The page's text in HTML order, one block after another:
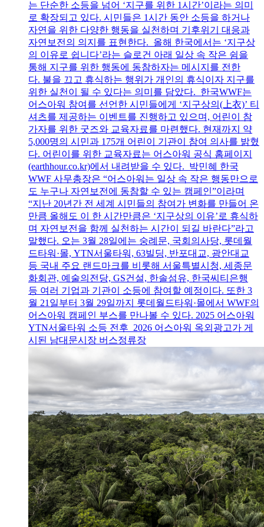
는 단순한 소등을 넘어 ‘지구를 위한 1시간’이라는 의미
로 확장되고 있다. 시민들은 1시간 동안 소등을 하거나
자연을 위한 다양한 행동을 실천하며 기후위기 대응과
자연보전의 의지를 표현한다. 올해 한국에서는 ‘지구상
의 이유로 쉽니다’라는 슬로건 아래 일상 속 작은 쉼을
통해 지구를 위한 행동에 동참하자는 메시지를 전한
다. 불을 끄고 휴식하는 행위가 개인의 휴식이자 지구를
위한 실천이 될 수 있다는 의미를 담았다. 한국WWF는
어스아워 참여를 선언한 시민들에게 ‘지구상의(上衣)’ 티
셔츠를 제공하는 이벤트를 진행하고 있으며, 어린이 참
가자를 위한 굿즈와 교육자료를 마련했다. 현재까지 약
5,000명의 시민과 175개 어린이 기관이 참여 의사를 밝혔
다. 어린이를 위한 교육자료는 어스아워 공식 홈페이지
(earthhour.co.kr)에서 내려받을 수 있다. 박민혜 한국
WWF 사무총장은 “어스아워는 일상 속 작은 행동만으로
도 누구나 자연보전에 동참할 수 있는 캠페인”이라며
“지난 20년간 전 세계 시민들의 참여가 변화를 만들어 온
만큼 올해도 이 한 시간만큼은 ‘지구상의 이유’로 휴식하
며 자연보전을 함께 실천하는 시간이 되길 바란다”라고
말했다. 오는 3월 28일에는 숭례문, 국회의사당, 롯데월
드타워·몰, YTN서울타워, 63빌딩, 반포대교, 광안대교
등 국내 주요 랜드마크를 비롯해 서울특별시청, 세종문
화회관, 예술의전당, GS건설, 한솔섬유, 한국씨티은행
등 여러 기업과 기관이 소등에 참여할 예정이다. 또한 3
월 21일부터 3월 29일까지 롯데월드타워·몰에서 WWF의
어스아워 캠페인 부스를 만나볼 수 있다. 2025 어스아워
YTN서울타워 소등 전후 2026 어스아워 옥외광고가 게
시된 남대문시장 버스정류장